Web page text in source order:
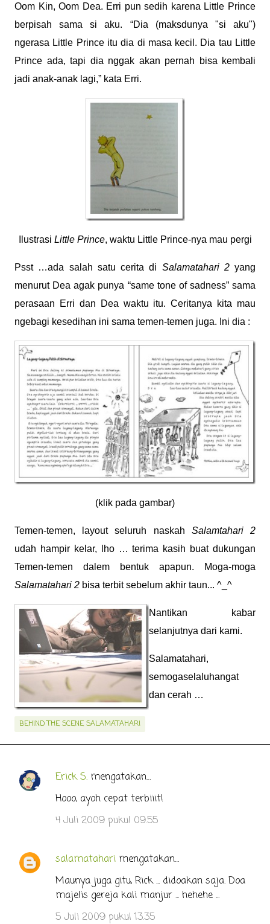
Oom Kin, Oom Dea. Erri pun sedih karena Little Prince
berpisah sama si aku. “Dia (maksdunya "si aku")
ngerasa Little Prince itu dia di masa kecil. Dia tau Little
Prince ada, tapi dia nggak akan pernah bisa kembali
jadi anak-anak lagi,” kata Erri.
Ilustrasi Little Prince, waktu Little Prince-nya mau pergi
Psst …ada salah satu cerita di Salamatahari 2 yang
menurut Dea agak punya “same tone of sadness” sama
perasaan Erri dan Dea waktu itu. Ceritanya kita mau
ngebagi kesedihan ini sama temen-temen juga. Ini dia :
(klik pada gambar)
Temen-temen, layout seluruh naskah Salamtahari 2
udah hampir kelar, lho … terima kasih buat dukungan
Temen-temen dalem bentuk apapun. Moga-moga
Salamatahari 2 bisa terbit sebelum akhir taun... ^_^
Nantikan kabar
selanjutnya dari kami.
Salamatahari,
semogaselaluhangat
dan cerah …
BEHIND THE SCENE SALAMATAHARI
K
n
t
Erick S. mengatakan…
Hooo, ayoh cepat terbiiit!
4 Juli 2009 pukul 09.55
salamatahari mengatakan…
Maunya juga gitu, Rick ... didoakan saja. Doa
majelis gereja kali manjur ... hehehe ...
5 Juli 2009 pukul 13.35